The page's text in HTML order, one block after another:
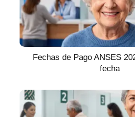
Fechas de Pago ANSES
fecha